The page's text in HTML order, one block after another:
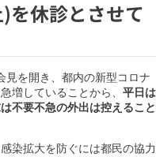
を休診とさせて
見を開き、都内の新型コロナ
増していることから、 平日は
不要不急の外出は控えること
染拡大を防ぐには都民の協力